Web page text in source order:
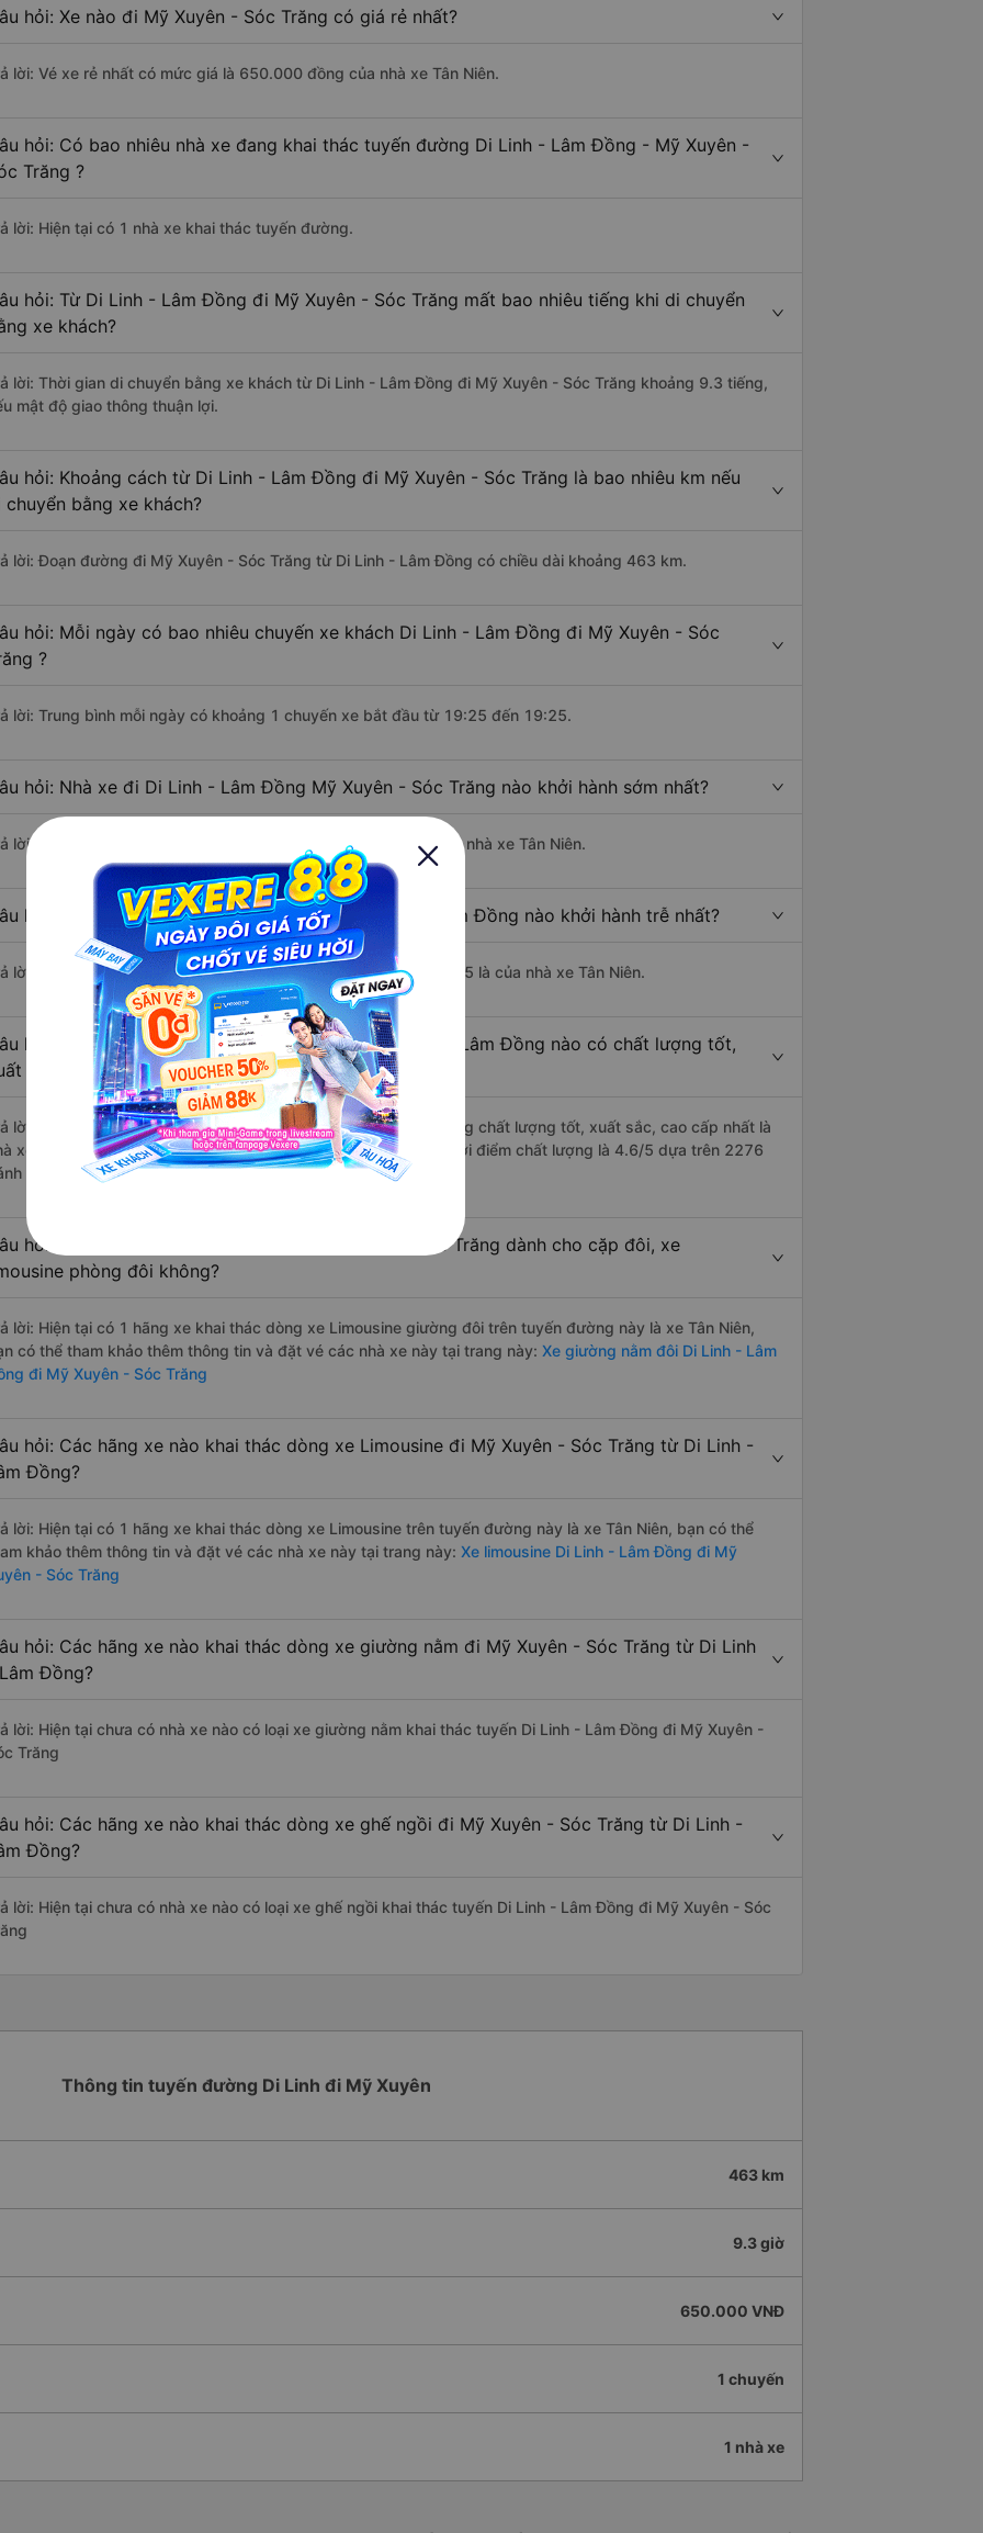
hỏi: Xe nào đi Mỹ Xuyên - Sóc Trăng có giá rẻ nhất?
lời: Vé xe rẻ nhất có mức giá là 650.000 đồng của nhà xe Tân Niên.
hỏi: Có bao nhiêu nhà xe đang khai thác tuyến đường Di Linh - Lâm Đồng - Mỹ Xuyên -
Trăng ?
lời: Hiện tại có 1 nhà xe khai thác tuyến đường.
hỏi: Từ Di Linh - Lâm Đồng đi Mỹ Xuyên - Sóc Trăng mất bao nhiêu tiếng khi di chuyển
xe khách?
lời: Thời gian di chuyển bằng xe khách từ Di Linh - Lâm Đồng đi Mỹ Xuyên - Sóc Trăng khoảng 9.3 tiếng,
mật độ giao thông thuận lợi.
hỏi: Khoảng cách từ Di Linh - Lâm Đồng đi Mỹ Xuyên - Sóc Trăng là bao nhiêu km nếu
chuyển bằng xe khách?
lời: Đoạn đường đi Mỹ Xuyên - Sóc Trăng từ Di Linh - Lâm Đồng có chiều dài khoảng 463 km.
hỏi: Mỗi ngày có bao nhiêu chuyến xe khách Di Linh - Lâm Đồng đi Mỹ Xuyên - Sóc
?
lời: Trung bình mỗi ngày có khoảng 1 chuyến xe bắt đầu từ 19:25 đến 19:25.
hỏi: Nhà xe đi Di Linh - Lâm Đồng Mỹ Xuyên - Sóc Trăng nào khởi hành sớm nhất?
lời: Chuyến xe có giờ xuất phát sớm nhất vào lúc 19:25 là của nhà xe Tân Niên.
hỏi: Nhà xe đi Mỹ Xuyên - Sóc Trăng từ Di Linh - Lâm Đồng nào khởi hành trễ nhất?
lời: Chuyến xe có giờ xuất phát trễ (muộn) nhất là vào lúc 19:25 là của nhà xe Tân Niên.
hỏi: Review xe đi Mỹ Xuyên - Sóc Trăng từ Di Linh - Lâm Đồng nào có chất lượng tốt,
sắc, cao cấp nhất?
lời: Những hãng xe đi Di Linh - Lâm Đồng Mỹ Xuyên - Sóc Trăng chất lượng tốt, xuất sắc, cao cấp nhất là
xe Tân Niên đi Mỹ Xuyên - Sóc Trăng từ Di Linh - Lâm Đồng với điểm chất lượng là 4.6/5 dựa trên 2276
giá của khách hàng).
hỏi: Có loại xe Di Linh - Lâm Đồng Mỹ Xuyên - Sóc Trăng dành cho cặp đôi, xe
phòng đôi không?
lời: Hiện tại có 1 hãng xe khai thác dòng xe Limousine giường đôi trên tuyến đường này là xe Tân Niên,
có thể tham khảo thêm thông tin và đặt vé các nhà xe này tại trang này: Xe giường nằm đôi Di Linh - Lâm
đi Mỹ Xuyên - Sóc Trăng
hỏi: Các hãng xe nào khai thác dòng xe Limousine đi Mỹ Xuyên - Sóc Trăng từ Di Linh -
Đồng?
lời: Hiện tại có 1 hãng xe khai thác dòng xe Limousine trên tuyến đường này là xe Tân Niên, bạn có thể
khảo thêm thông tin và đặt vé các nhà xe này tại trang này: Xe limousine Di Linh - Lâm Đồng đi Mỹ
- Sóc Trăng
hỏi: Các hãng xe nào khai thác dòng xe giường nằm đi Mỹ Xuyên - Sóc Trăng từ Di Linh
Đồng?
lời: Hiện tại chưa có nhà xe nào có loại xe giường nằm khai thác tuyến Di Linh - Lâm Đồng đi Mỹ Xuyên -
Trăng
hỏi: Các hãng xe nào khai thác dòng xe ghế ngồi đi Mỹ Xuyên - Sóc Trăng từ Di Linh -
Đồng?
lời: Hiện tại chưa có nhà xe nào có loại xe ghế ngồi khai thác tuyến Di Linh - Lâm Đồng đi Mỹ Xuyên - Sóc
Thông tin tuyến đường Di Linh đi Mỹ Xuyên
463 km
9.3 giờ
650.000 VNĐ
1 chuyến
1 nhà xe